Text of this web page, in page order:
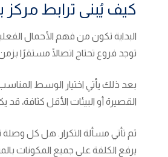
كيف يُبنى ترابط مركز
البداية تكون من فهم الأحمال
توجد فروع تحتاج اتصالًا مستقرًا
بعد ذلك يأتي اختيار الوسط
القصيرة أو البيئات الأقل كثافة،
ثم تأتي مسألة التكرار. هل كل
يرفع الكلفة على جميع المكونات